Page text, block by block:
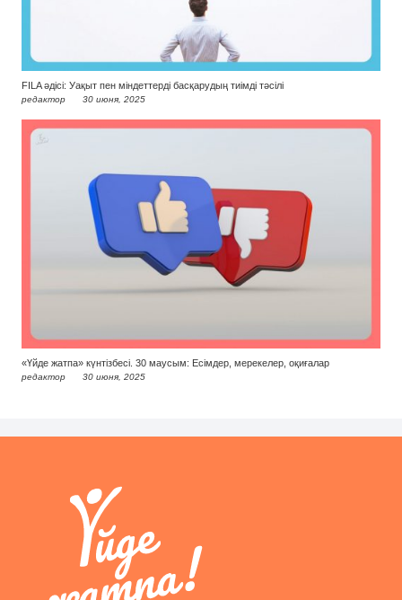
FILA әдісі: Уақыт пен міндеттерді басқарудың тиімді тәсілі
редактор 30 июня, 2025
«Үйде жатпа» күнтізбесі. 30 маусым: Есімдер, мерекелер, оқиғалар
редактор 30 июня, 2025